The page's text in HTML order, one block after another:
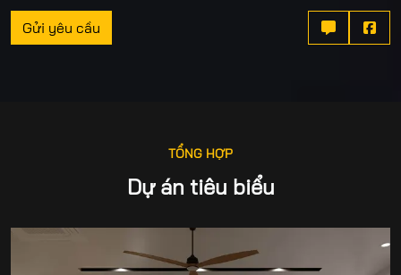
Gửi yêu cầu  
TỔNG HỢP
Dự án tiêu biểu